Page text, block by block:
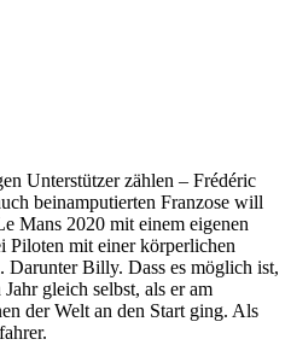
Unterstützer zählen – Frédéric
beinamputierten Franzose will
Mans 2020 mit einem eigenen
Piloten mit einer körperlichen
Darunter Billy. Dass es möglich ist,
gleich selbst, als er am
der Welt an den Start ging. Als